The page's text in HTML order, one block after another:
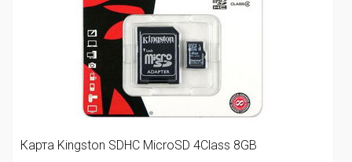
Карта Kingston SDHC MicroSD 10Class 32GB
Артикул: 1-2637
724 р.